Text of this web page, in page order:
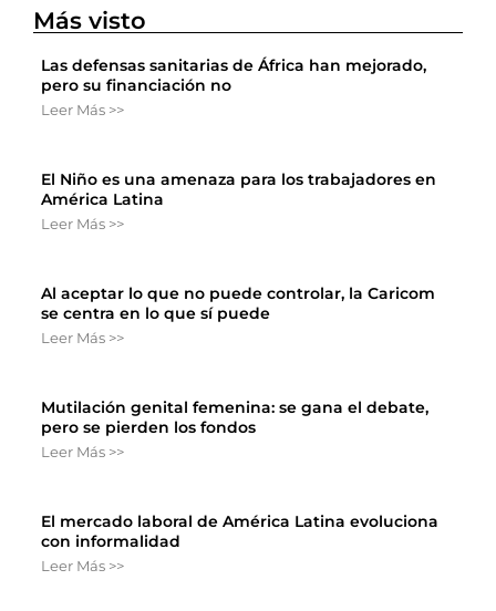
Más visto
Las defensas sanitarias de África han mejorado,
pero su financiación no
Leer Más >>
El Niño es una amenaza para los trabajadores en
América Latina
Leer Más >>
Al aceptar lo que no puede controlar, la Caricom
se centra en lo que sí puede
Leer Más >>
Mutilación genital femenina: se gana el debate,
pero se pierden los fondos
Leer Más >>
El mercado laboral de América Latina evoluciona
con informalidad
Leer Más >>